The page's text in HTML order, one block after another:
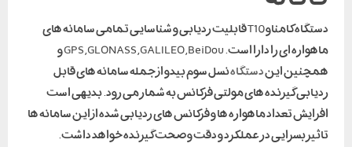
دستگاه کامناو T10 قابلیت ردیابی و شناسایی تمامی سامانه های
ماهواره ای را دارا است. GPS,GLONASS,GALILEO,BeiDou و
همچنین ایندستگاهنسل سوم بیدو از جمله سامانه های قابل
ردیابی گیرنده های مولتی فرکانس به شمار می رود. بدیهی است
افزایش تعداد ماهواره ها و فرکانس های ردیابی شده از این سامانه ها
تاثیر بسزایی در عملکرد و دقت و صحت گیرنده خواهد داشت.